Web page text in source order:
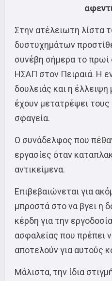
Στην ατέλειωτη λίστα
δυστυχημάτων
συνέβη σήμερα το πρωί
ΗΣΑΠ στον Πειραιά. Η
δουλειάς και η
έχουν μετατρέψει
σφαγεία.
Ο συνάδελφος που
εργασίες όταν
αντικείμενα.
Επιβεβαιώνεται για
μπροστά στο να βγει η
κέρδη για την
ασφαλείας που πρέπει
αποτελούν για αυτούς
Μάλιστα, την ίδια